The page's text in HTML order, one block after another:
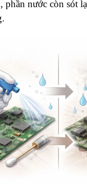
nước còn sót